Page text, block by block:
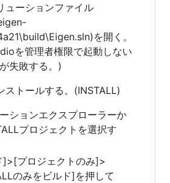
ューションファイル
を開く。
を管理者権限で起動しない
失敗する。)
ストールする。(INSTALL)
ションエクスプローラーか
プロジェクトを選択す
]>[プロジェクトのみ]>
のみをビルド]を押して